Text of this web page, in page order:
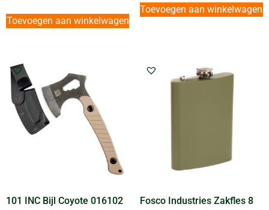
Toevoegen aan winkelwagen
Toevoegen aan winkelwagen
101 INC Bijl Coyote 016102
Fosco Industries Zakfles 8